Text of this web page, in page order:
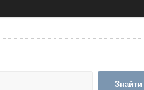
Знайти